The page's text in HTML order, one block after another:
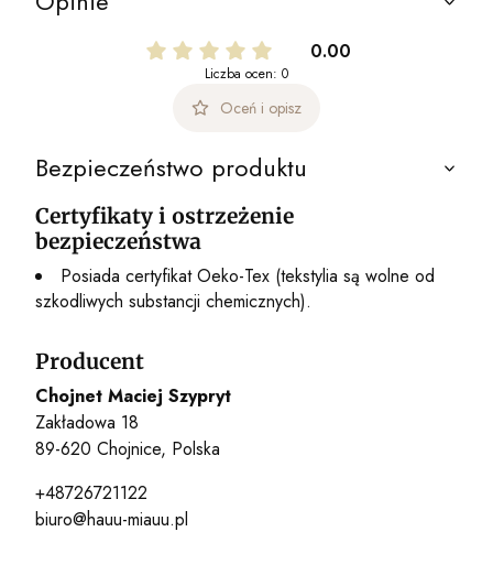
0.00
Liczba ocen: 0
Oceń i opisz
Bezpieczeństwo produktu
Certyfikaty i ostrzeżenie
bezpieczeństwa
Posiada certyfikat Oeko-Tex (tekstylia są wolne od
szkodliwych substancji chemicznych).
Producent
Chojnet Maciej Szypryt
Zakładowa 18
89-620 Chojnice, Polska
+48726721122
biuro@hauu-miauu.pl